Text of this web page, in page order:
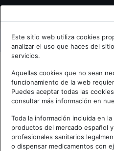
Bienvenid@ a
Escribe tu Email
Accede o regístrate con tu
Este sitio web utiliza cookies
analizar el uso que haces del
servicios.
Aquellas cookies que no sean
funcionamiento de la web
Puedes aceptar todas las
consultar más información en
Toda la información incluida en
productos del mercado español
profesionales sanitarios
o dispensar medicamentos con